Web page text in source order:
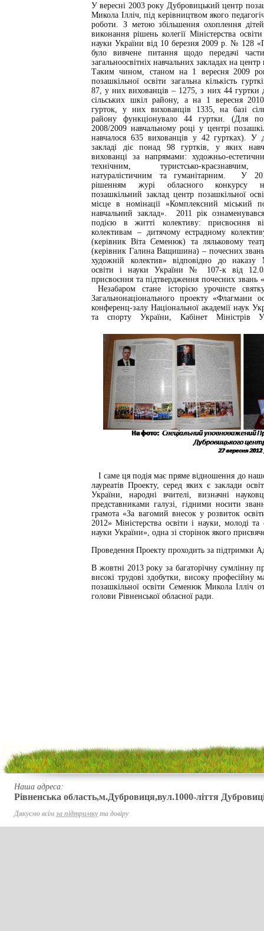
У вересні 2003 року Дубровицький центр
Микола Ілліч, під керівництвом якого
роботи. З метою збільшення охоплення
виконання рішень колегії Міністерства
науки України від 10 березня 2009 р. № 128
було вивчене питання щодо передачі
загальноосвітніх навчальних закладах на центр
Таким чином, станом на 1 вересня 2009
позашкільної освіти загальна кількість
87, у них вихованців – 1275, з них 44 гуртки
сільських шкіл району, а на 1 вересня
гурток, у них вихованців 1335, на базі
району функціонувало 44 гуртки. (Для
2008/2009 навчальному році у центрі
навчалося 635 вихованців у 42 гуртках). У
закладі діє понад 98 гуртків, у яких
вихованці за напрямами: художньо-
технічним, туристсько-
натуралістичним та гуманітарним.
У
рішенням журі обласного конкурсу
позашкільний заклад центр позашкільної
місце в номінації «Комплексний міський
навчальний заклад».
2011 рік
подією в житті колективу: присвоєння
колективам – дитячому естрадному
(керівник Віта Семенюк) та ляльковому
(керівник Галина Ващишина) – почесних
художній колектив» відповідно до наказу
освіти і науки України № 107-к від
присвоєння та підтвердження почесних
Незабаром стане історією урочисте
Загальнонаціонального проекту
конференц-залу Національної академії наук
та спорту України, Кабінет Міністрів
І саме ця подія має пряме відношення до
лауреатів Проекту, серед яких є заклади
України, народні вчителі, визначні
представниками галузі, гідними носити
грамота «За вагомий внесок у розвиток
2012» Міністерства освіти і науки, молоді
науки України», одна зі сторінок якого
Проведення Проекту проходить за підтримки
В жовтні 2013 року за багаторічну сумлінну
високі трудові здобутки, високу професійну
позашкільної освіти Семенюк Микола Ілліч
голови Рівненської обласної ради.
Наша адреса:
Рівненська область,м.Дубровиця,вул.1000-ліття
Дякуємо всім за підтримкута довіру